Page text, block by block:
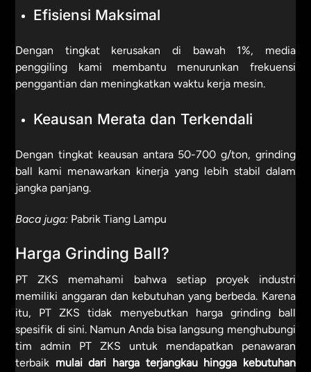
Efisiensi Maksimal
Dengan tingkat kerusakan di bawah 1%, media
penggiling kami membantu menurunkan frekuensi
penggantian dan meningkatkan waktu kerja mesin.
Keausan Merata dan Terkendali
Dengan tingkat keausan antara 50-700 g/ton, grinding
ball kami menawarkan kinerja yang lebih stabil dalam
jangka panjang.
Baca juga: Pabrik Tiang Lampu
Harga Grinding Ball?
PT ZKS memahami bahwa setiap proyek industri
memiliki anggaran dan kebutuhan yang berbeda. Karena
itu, PT ZKS tidak menyebutkan harga grinding ball
spesifik di sini. Namun Anda bisa langsung menghubungi
tim admin PT ZKS untuk mendapatkan penawaran
terbaik mulai dari harga terjangkau hingga kebutuhan